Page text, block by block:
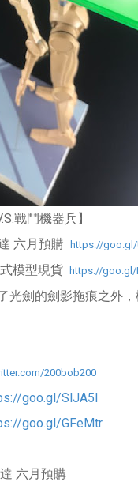
戰鬥機器兵】
六月預購
https://
模型現貨 https://goo.gl/
光劍的劍影拖痕之外
200bob200
goo.gl/SlJA5I
goo.gl/GFeMtr
六月預購